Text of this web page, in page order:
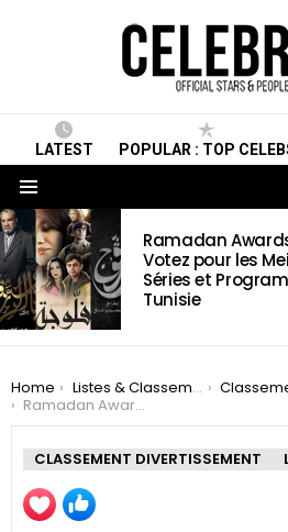
LATEST POPULAR : TOP
LATEST
STORIES
Ramadan
Votez pour les
Séries et
Tunisie
You are here:
Home Listes & Classements
Classement
Ramadan Awards 2019: Meilleures programmes TV (Vote ?)
CLASSEMENT DIVERTISSEMENT